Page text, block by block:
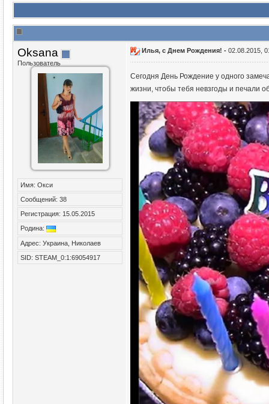
Oksana
Пользователь
Имя: Окси
Сообщений: 38
Регистрация: 15.05.2015
Родина:
Адрес: Украина, Николаев
SID: STEAM_0:1:69054917
Илья, с Днем Рождения! - 02.08.2015,
Сегодня День Рождение у одного
жизни, чтобы тебя невзгоды и печали